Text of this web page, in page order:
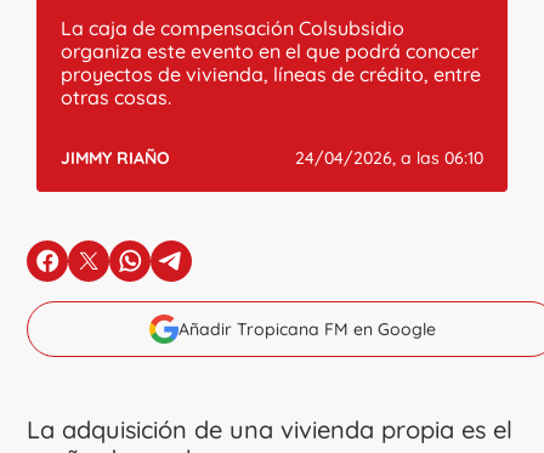
La caja de compensación Colsubsidio
organiza este evento en el que podrá conocer
proyectos de vivienda, líneas de crédito, entre
otras cosas.
JIMMY RIAÑO 24/04/2026, a las 06:10
en Facebook
en Xen Whatsapp
en Telegram
Añadir Tropicana FM en Google
La adquisición de una vivienda propia es el